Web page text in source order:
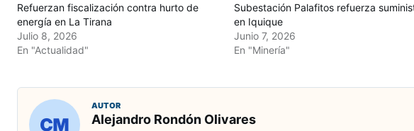
Refuerzan fiscalización contra hurto de
energía en La Tirana
Julio 8, 2026
En "Actualidad"
Subestación Palafitos refuerza
en Iquique
Junio 7, 2026
En "Minería"
AUTOR
Alejandro Rondón Olivares